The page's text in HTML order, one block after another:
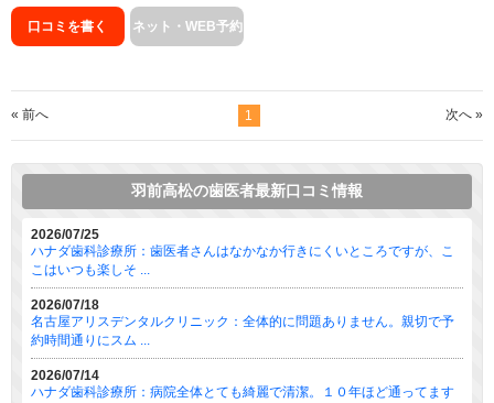
口コミを書く ネット・WEB予約
« 前へ 1 次へ »
羽前高松の歯医者最新口コミ情報
2026/07/25
ハナダ歯科診療所：歯医者さんはなかなか行きにくいところですが、こ
こはいつも楽しそ ...
2026/07/18
名古屋アリスデンタルクリニック：全体的に問題ありません。親切で予
約時間通りにスム ...
2026/07/14
ハナダ歯科診療所：病院全体とても綺麗で清潔。１０年ほど通ってます